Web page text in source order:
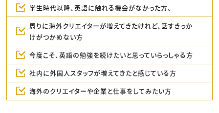
学生時代以降、英語に触れる機会がなかった方、
周りに海外クリエイターが増えてきたけれど、話すきっか
けがつかめない方
今度こそ、英語の勉強を続けたいと思っていらっしゃる方
社内に外国人スタッフが増えてきたと感じている方
海外のクリエイターや企業と仕事をしてみたい方